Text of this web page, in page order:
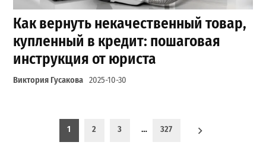
Как вернуть некачественный товар,
купленный в кредит: пошаговая
инструкция от юриста
Виктория Гусакова 2025-10-30
Пагинация записей
1 2 3 … 327